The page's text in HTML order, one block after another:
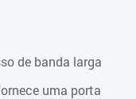
de banda larga
uma porta